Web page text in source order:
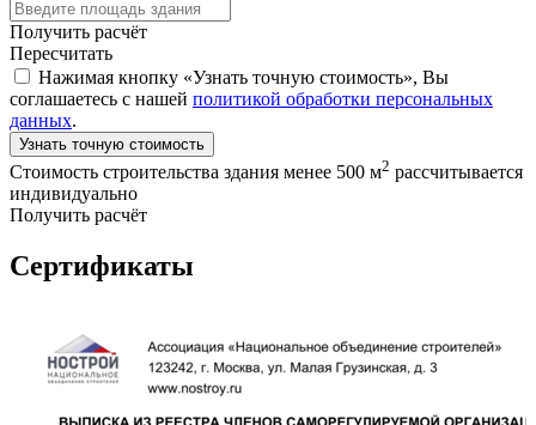
Получить расчёт
Пересчитать
Нажимая кнопку «Узнать точную стоимость», Вы
соглашаетесь с нашей политикой обработки персональных
данных.
Узнать точную стоимость
Стоимость строительства здания менее 500 м2 рассчитывается
индивидуально
Получить расчёт
Сертификаты